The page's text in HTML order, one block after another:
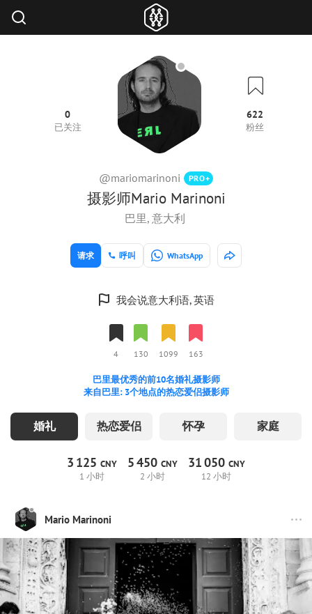
摄影师Mario Marinoni
@mariomarinoni PRO+
0
已关注
622
粉丝
巴里, 意大利
请求 呼叫 WhatsApp
我会说意大利语, 英语
4 130 1099 163
巴里最优秀的前10名婚礼摄影师
来自巴里: 3个地点的热恋爱侣摄影师
婚礼 热恋爱侣 怀孕 家庭
3 125CNY
1 小时
5450 CNY
2 小时
31050 CNY
12 小时
Mario Marinoni